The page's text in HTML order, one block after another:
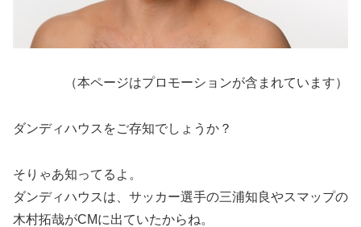
（本ページはプロモーションが含まれています）
ダンディハウスをご存知でしょうか？
そりゃあ知ってるよ。
ダンディハウスは、サッカー選手の三浦知良やスマップの
木村拓哉がCMに出ていたからね。